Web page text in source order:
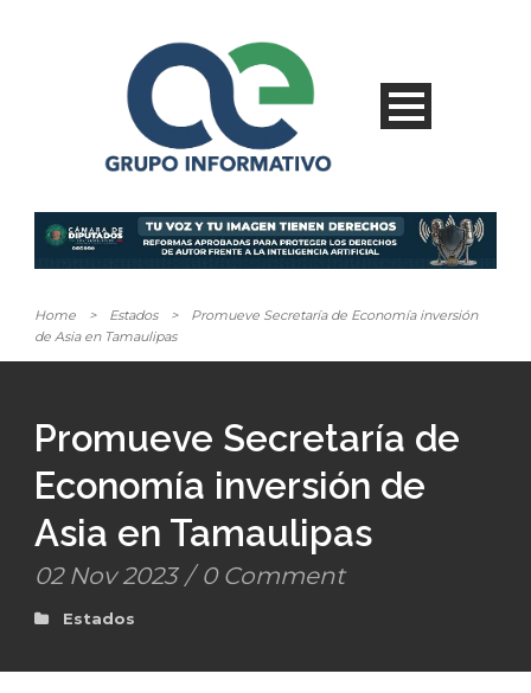
Home > Estados >
Promueve Secretaría de Economía inversión
de Asia en Tamaulipas
Promueve Secretaría de
Economía inversión de
Asia en Tamaulipas
02 Nov 2023 / 0 Comment
Estados